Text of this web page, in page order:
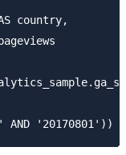
country,